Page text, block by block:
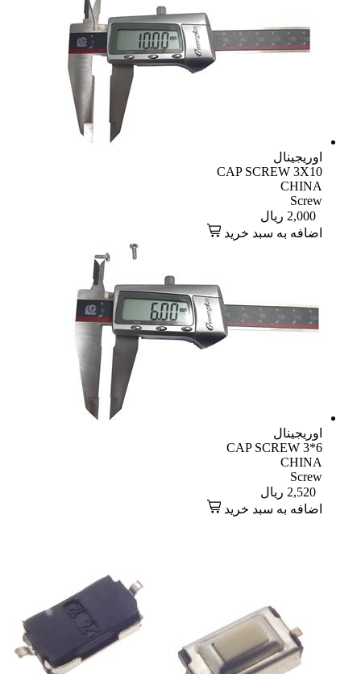
اوریجینال
CAP SCREW 3X10
CHINA
Screw
2,000 ریال
اضافه به سبد خرید
اوریجینال
CAP SCREW 3*6
CHINA
Screw
2,520 ریال
اضافه به سبد خرید